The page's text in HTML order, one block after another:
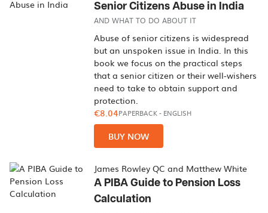
Senior Citizens Abuse in India
AND WHAT TO DO ABOUT IT
Abuse of senior citizens is widespread
but an unspoken issue in India. In this
book we focus on the practical steps
that a senior citizen or their well-wishers
need to take to obtain support and
protection.
€8.04PAPERBACK- ENGLISH
BUY NOW
James Rowley QC and Matthew White
A PIBA Guide to Pension Loss
Calculation